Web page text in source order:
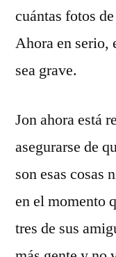
cuántas fotos
Ahora en serio,
sea grave.
Jon ahora está
asegurarse de
son esas cosas
en el momento
tres de sus